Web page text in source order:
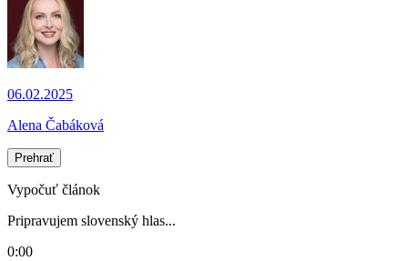
06.02.2025
Alena Čabáková
Prehrať
Vypočuť článok
Pripravujem slovenský hlas...
0:00